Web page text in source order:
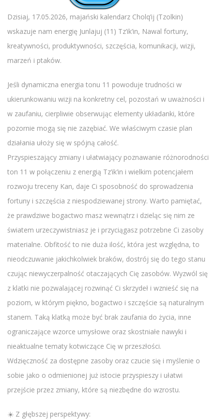
Dzisiaj, 17.05.2026, majański kalendarz Cholq’ij (Tzolkin)
wskazuje nam energię Junlajuj (11) Tz’ik’in, Nawal fortuny,
kreatywności, produktywności, szczęścia, komunikacji, wizji,
marzeń i ptaków.
Jeśli dynamiczna energia tonu 11 powoduje trudności w
ukierunkowaniu wizji na konkretny cel, pozostań w uważności i
w zaufaniu, cierpliwie obserwując elementy układanki, które
pozornie mogą się nie zazębiać. We właściwym czasie plan
działania ułoży się w spójną całość.
Przyspieszający zmiany i ułatwiający poznawanie różnorodności
ton 11 w połączeniu z energią Tz’ik’in i wielkim potencjałem
rozwoju treceny Kan, daje Ci sposobność do sprowadzenia
fortuny i szczęścia z niespodziewanej strony. Warto pamiętać,
że prawdziwe bogactwo masz wewnątrz i dzieląc się nim ze
światem urzeczywistniasz je i przyciągasz potrzebne Ci zasoby
materialne. Obfitość to nie duża ilość, która jest względna, to
nieodczuwanie jakichkolwiek braków, dostrój się do tego stanu
czując niewyczerpalność otaczających Cię zasobów. Wyzwól się
z klatki nie pozwalającej rozwinąć Ci skrzydeł i wznieść się na
poziom, w którym piękno, bogactwo i szczęście są naturalnym
stanem. Taką klatką może być brak zaufania do życia, inne
ograniczające wzorce umysłowe oraz skostniałe nawyki i
nieaktualne tematy kotwiczące Cię w przeszłości.
Wdzięczność za dostępne zasoby oraz czucie się i myślenie o
sobie jako o odmienionej już istocie przyspieszy i ułatwi
przejście przez zmiany, które są niezbędne do wzrostu.
☀️ Z głębszej perspektywy: